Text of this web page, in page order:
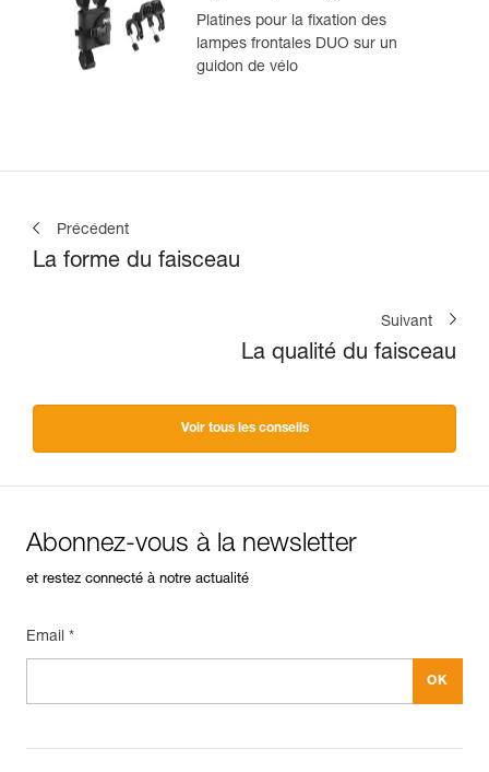
vélo
Platines pour la fixation des
lampes frontales DUO sur un
guidon de vélo
Précédent
La forme du faisceau
Suivant
La qualité du faisceau
Voir tous les conseils
Abonnez-vous à la newsletter
et restez connecté à notre actualité
Email *